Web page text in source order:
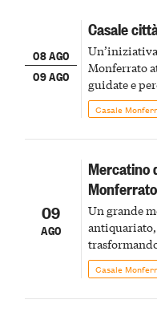
08 AGO
09 AGO
Casale
Monferrato
guidate e
Casale
09
AGO
Mercatino
Monferrato
Un grande
Monferrato
Casale